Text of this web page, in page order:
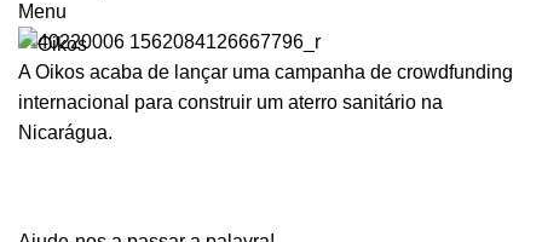
Menu
A Oikos acaba de lançar uma campanha de crowdfunding
internacional para construir um aterro sanitário na
Nicarágua.